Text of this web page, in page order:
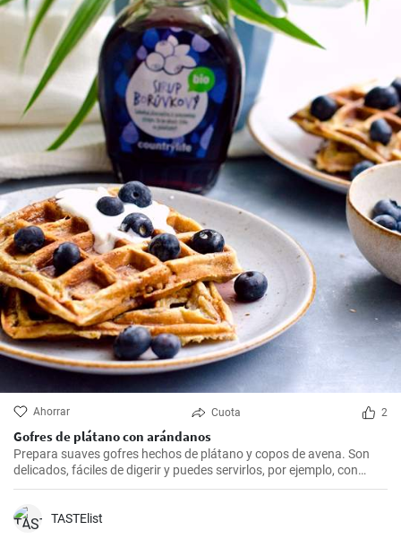
Ahorrar Cuota 2
Gofres de plátano con arándanos
Prepara suaves gofres hechos de plátano y copos de avena. Son
delicados, fáciles de digerir y puedes servirlos, por ejemplo, con
arándanos frescos y sirope de arándanos.
TASTElist